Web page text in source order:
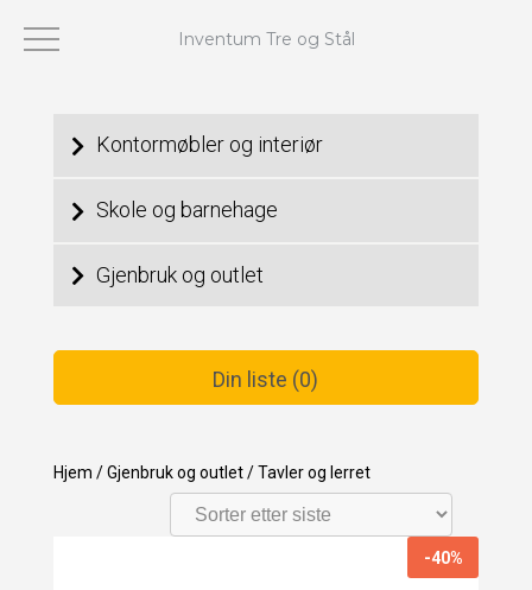
Kontormøbler og interiør
Skole og barnehage
Gjenbruk og outlet
Din liste (0)
Hjem / Gjenbruk og outlet /Tavler og lerret
-40%
Inventum Tre og Stål